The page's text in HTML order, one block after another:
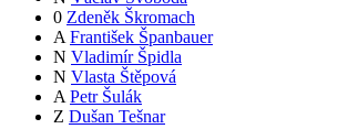
0 Zdeněk Škromach
A František Španbauer
N Vladimír Špidla
N Vlasta Štěpová
A Petr Šulák
Z Dušan Tešnar